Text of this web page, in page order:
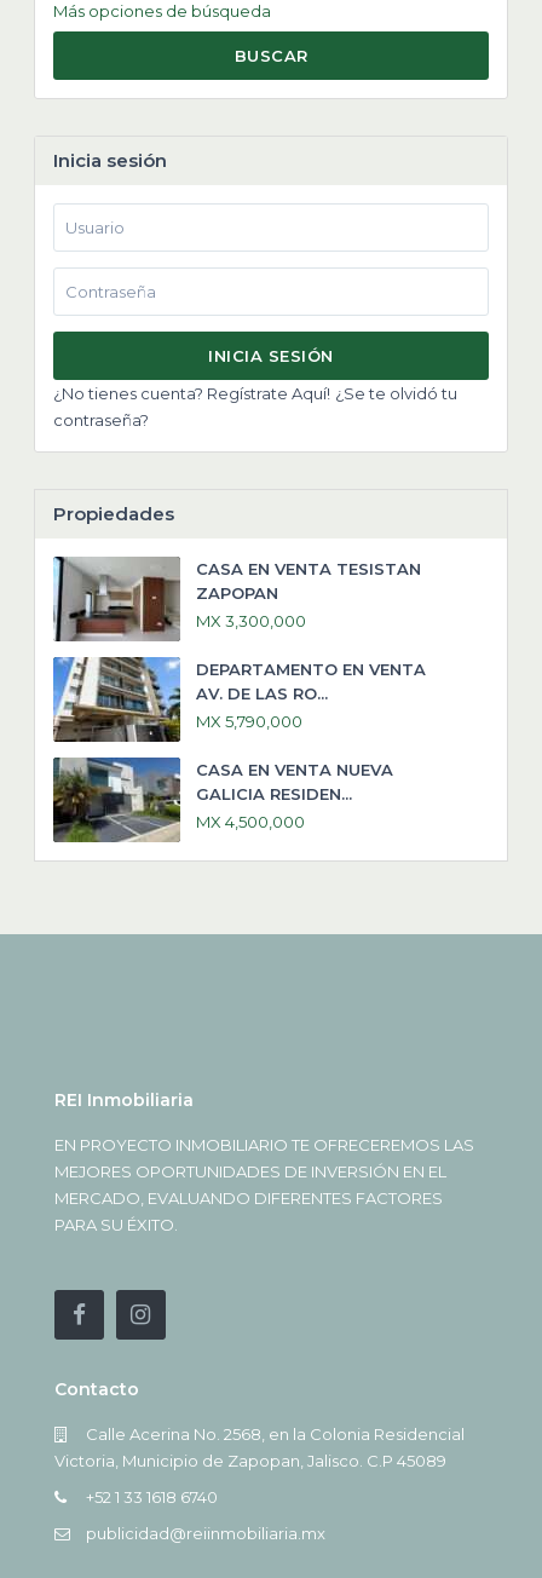
Más opciones de búsqueda
BUSCAR
Inicia sesión
INICIA SESIÓN
¿No tienes cuenta? Regístrate Aquí! ¿Se te olvidó tu
contraseña?
Propiedades
CASA EN VENTA TESISTAN
ZAPOPAN
MX 3,300,000
DEPARTAMENTO EN VENTA
AV. DE LAS RO...
MX 5,790,000
CASA EN VENTA NUEVA
GALICIA RESIDEN...
MX 4,500,000
REI Inmobiliaria
EN PROYECTO INMOBILIARIO TE OFRECEREMOS LAS
MEJORES OPORTUNIDADES DE INVERSIÓN EN EL
MERCADO, EVALUANDO DIFERENTES FACTORES
PARA SU ÉXITO.
Contacto
Calle Acerina No. 2568, en la Colonia Residencial
Victoria, Municipio de Zapopan, Jalisco. C.P 45089
+52 1 33 1618 6740
publicidad@reiinmobiliaria.mx